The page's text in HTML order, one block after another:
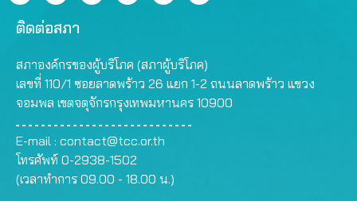
ติดต่อสภา
สภาองค์กรของผู้บริโภค (สภาผู้บริโภค)
เลขที่ 110/1 ซอยลาดพร้าว 26 แยก 1-2 ถนนลาดพร้าว แขวง
จอมพล เขตจตุจักรกรุงเทพมหานคร 10900
E-mail : contact@tcc.or.th
โทรศัพท์ 0-2938-1502
(เวลาทำการ 09.00 - 18.00 น.)